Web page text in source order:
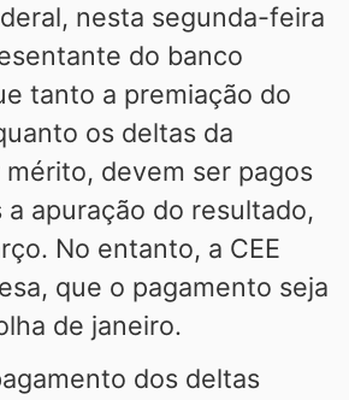
nesta segunda-feira
do banco
tanto a premiação do
os deltas da
devem ser pagos
apuração do resultado,
No entanto, a CEE
que o pagamento seja
de janeiro.
dos deltas